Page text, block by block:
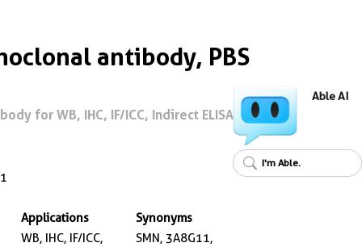
antibody, PBS
for WB, IHC, IF/ICC, Indirect ELISA
Applications
WB, IHC, IF/ICC,
Synonyms
SMN, 3A8G11,
Able AI
I'm Able.